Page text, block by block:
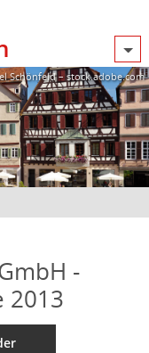
Schönfeld – stock.adobe.com
-
2013